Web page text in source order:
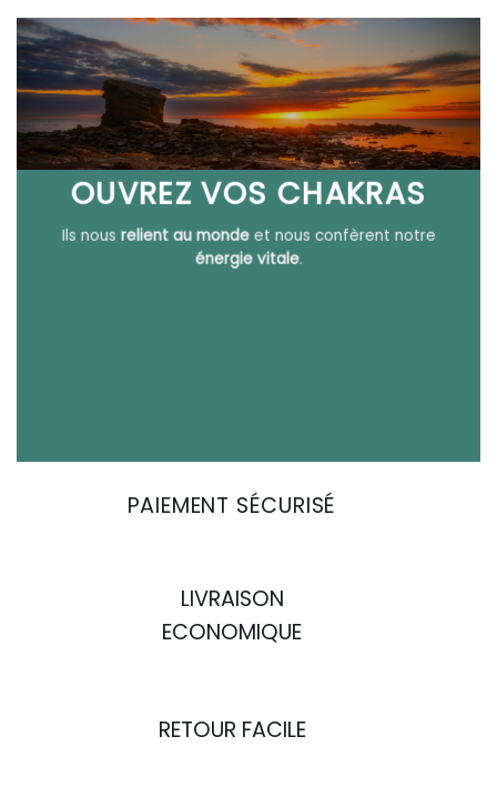
OUVREZ VOS CHAKRAS
Ils nous relient au mondeet nous confèrent notre
énergie vitale.
PAIEMENT SÉCURISÉ
LIVRAISON
ECONOMIQUE
RETOUR FACILE